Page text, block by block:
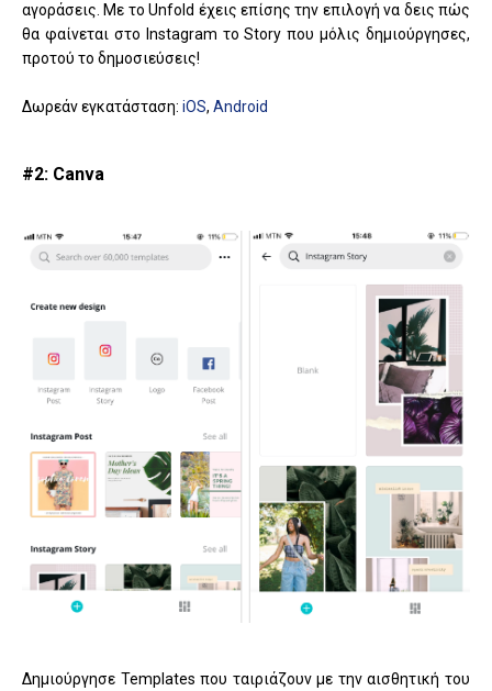
αγοράσεις. Με το Unfold έχεις επίσης την επιλογή να δεις πώς
θα φαίνεται στο Instagram το Story που μόλις δημιούργησες,
προτού το δημοσιεύσεις!
Δωρεάν εγκατάσταση: iOS, Android
#2: Canva
Δημιούργησε Templates που ταιριάζουν με την αισθητική του